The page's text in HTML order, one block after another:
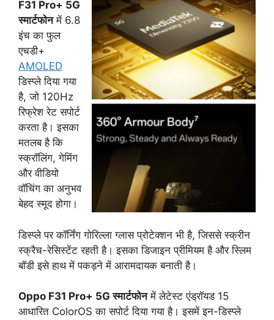
F31 Pro+ 5G
स्मार्टफोनमें 6.8
इंच का फुल
एचडी+
AMOLED
डिस्प्ले दिया गया
है, जो 120Hz
रिफ्रेश रेट सपोर्ट
करता है। इसका
मतलब है कि
स्क्रॉलिंग, गेमिंग
और वीडियो
वॉचिंग का अनुभव
बेहद स्मूद होगा।
डिस्प्ले पर कॉर्निंग गोरिल्ला ग्लास प्रोटेक्शन भी है, जिससे स्क्रीन
स्क्रैच-रेसिस्टेंट रहती है। इसका डिजाइन प्रीमियम है और स्लिम
बॉडी इसे हाथ में पकड़ने में आरामदायक बनाती है।
Oppo F31 Pro+ 5G स्मार्टफोनमें लेटेस्ट एंड्रॉयड 15
आधारित ColorOS का सपोर्ट दिया गया है। इसमें इन-डिस्प्ले